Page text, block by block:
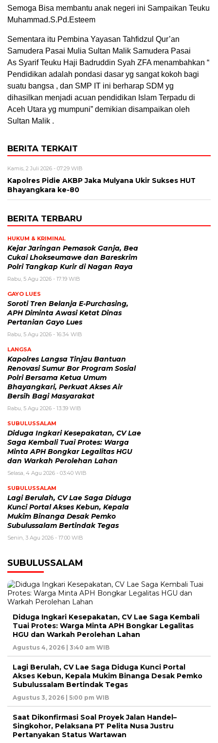
Semoga Bisa membantu anak negeri ini Sampaikan Teuku
Muhammad.S.Pd.Esteem
Sementara itu Pembina Yayasan Tahfidzul Qur’an
Samudera Pasai Mulia Sultan Malik Samudera Pasai
As Syarif Teuku Haji Badruddin Syah ZFA menambahkan “
Pendidikan adalah pondasi dasar yg sangat kokoh bagi
suatu bangsa , dan SMP IT ini berharap SDM yg
dihasilkan menjadi acuan pendidikan Islam Terpadu di
Aceh Utara yg mumpuni” demikian disampaikan oleh
Sultan Malik .
BERITA TERKAIT
Kamis, 2 Juli 2026 - 07:29 WIB
Kapolres Pidie AKBP Jaka Mulyana Ukir Sukses HUT
Bhayangkara ke-80
BERITA TERBARU
HUKUM & KRIMINAL
Kejar Jaringan Pemasok Ganja, Bea
Cukai Lhokseumawe dan Bareskrim
Polri Tangkap Kurir di Nagan Raya
Rabu, 5 Agu 2026 - 17:19 WIB
GAYO LUES
Soroti Tren Belanja E-Purchasing,
APH Diminta Awasi Ketat Dinas
Pertanian Gayo Lues
Rabu, 5 Agu 2026 - 16:34 WIB
LANGSA
Kapolres Langsa Tinjau Bantuan
Renovasi Sumur Bor Program Sosial
Polri Bersama Ketua Umum
Bhayangkari, Perkuat Akses Air
Bersih Bagi Masyarakat
Rabu, 5 Agu 2026 - 13:39 WIB
SUBULUSSALAM
Diduga Ingkari Kesepakatan, CV Lae
Saga Kembali Tuai Protes: Warga
Minta APH Bongkar Legalitas HGU
dan Warkah Perolehan Lahan
Selasa, 4 Agu 2026 - 03:40 WIB
SUBULUSSALAM
Lagi Berulah, CV Lae Saga Diduga
Kunci Portal Akses Kebun, Kepala
Mukim Binanga Desak Pemko
Subulussalam Bertindak Tegas
Senin, 3 Agu 2026 - 17:00 WIB
SUBULUSSALAM
Diduga Ingkari Kesepakatan, CV Lae Saga Kembali
Tuai Protes: Warga Minta APH Bongkar Legalitas
HGU dan Warkah Perolehan Lahan
Agustus 4, 2026 | 3:40 am WIB
Lagi Berulah, CV Lae Saga Diduga Kunci Portal
Akses Kebun, Kepala Mukim Binanga Desak Pemko
Subulussalam Bertindak Tegas
Agustus 3, 2026 | 5:00 pm WIB
Saat Dikonfirmasi Soal Proyek Jalan Handel–
Singkohor, Pelaksana PT Pelita Nusa Justru
Pertanyakan Status Wartawan